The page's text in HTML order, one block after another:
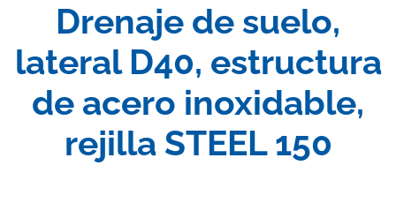
Drenaje de suelo,
lateral D40, estructura
de acero inoxidable,
rejilla STEEL 150